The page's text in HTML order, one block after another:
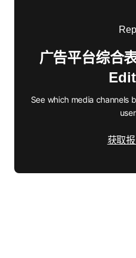
广告平台综合
See which media channels
获取